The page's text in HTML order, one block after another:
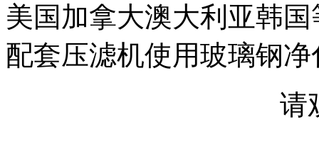
美国加拿大澳大利亚韩
配套压滤机使用玻璃钢
请